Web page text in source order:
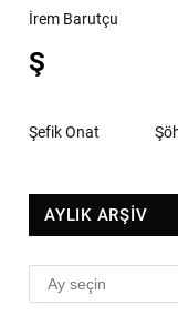
İrem Barutçu
Ş
Şefik Onat
AYLIK ARŞİV
AYLIK
ARŞİV